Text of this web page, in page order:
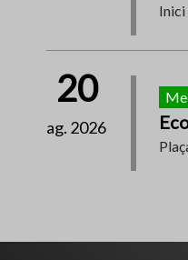
Inici
20
ag. 2026